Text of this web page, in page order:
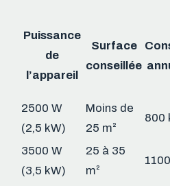
Puissance
de
l’appareil
Surface
conseillée
2500 W
(2,5 kW)
Moins de
25 m²
800
3500 W
(3,5 kW)
25 à 35
m²